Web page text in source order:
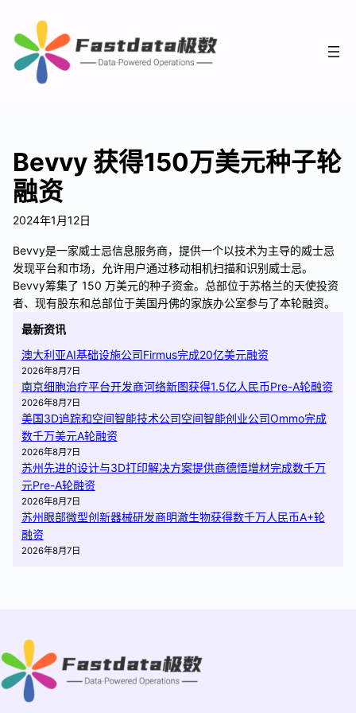
Bevvy 获得150万美元种子轮
融资
2024年1月12日
Bevvy是一家威士忌信息服务商，提供一个以技术为主导的威士忌
发现平台和市场，允许用户通过移动相机扫描和识别威士忌。
Bevvy筹集了 150 万美元的种子资金。总部位于苏格兰的天使投资
者、现有股东和总部位于美国丹佛的家族办公室参与了本轮融资。
最新资讯
澳大利亚AI基础设施公司Firmus完成20亿美元融资
2026年8月7日
南京细胞治疗平台开发商河络新图获得1.5亿人民币Pre-A轮融资
2026年8月7日
美国3D追踪和空间智能技术公司空间智能创业公司Ommo完成
数千万美元A轮融资
2026年8月7日
苏州先进的设计与3D打印解决方案提供商德悟增材完成数千万
元Pre-A轮融资
2026年8月7日
苏州眼部微型创新器械研发商明澈生物获得数千万人民币A+轮
融资
2026年8月7日